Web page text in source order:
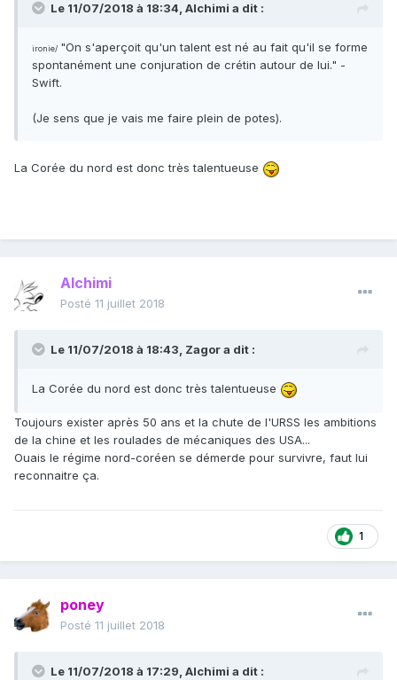
Le 11/07/2018 à 18:34, Alchimi a dit :
ironie/ "On s'aperçoit qu'un talent est né au fait qu'il se forme
spontanément une conjuration de crétin autour de lui." -
Swift.
(Je sens que je vais me faire plein de potes).
La Corée du nord est donc très talentueuse
Alchimi
Posté 11 juillet 2018
Le 11/07/2018 à 18:43, Zagora dit :
La Corée du nord est donc très talentueuse
Toujours exister après 50 ans et la chute de l'URSS les ambitions
de la chine et les roulades de mécaniques des USA...
Ouais le régime nord-coréen se démerde pour survivre, faut lui
reconnaitre ça.
1
poney
Posté 11 juillet 2018
Le 11/07/2018 à 17:29, Alchimi a dit :